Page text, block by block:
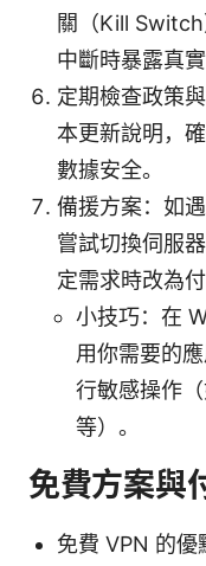
關（Kill
中斷時暴露真實
定期檢查政策
本更新說明，
數據安全。
備援方案：如
嘗試切換伺服
定需求時改為付
小技巧：在
用你需要的
行敏感操作
等）。
免費方案與
免費 VPN 的優